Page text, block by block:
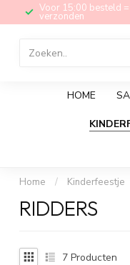
Voor 15:00 besteld
verzonden
HOME
Home / Kinderfeestje
RIDDERS
7 Producten